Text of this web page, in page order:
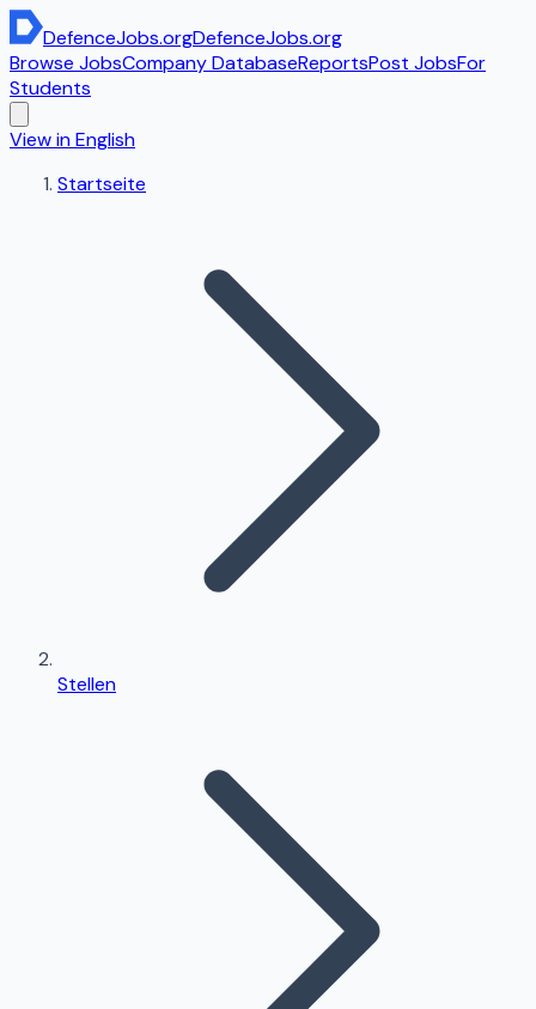
DefenceJobs.orgDefenceJobs.org
Browse JobsCompany DatabaseReportsPost JobsFor
Students
View in English
Startseite
Stellen